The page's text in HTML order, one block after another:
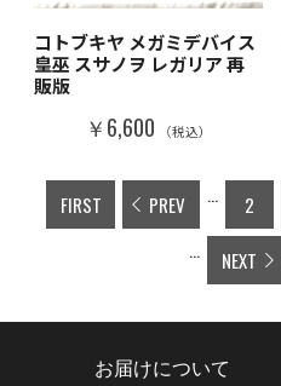
コトブキヤ メガミデバイス
皇巫 スサノヲ レガリア 再
販版
￥6,600 （税込）
FIRST PREV ... 2
...
NEXT
お届けについて